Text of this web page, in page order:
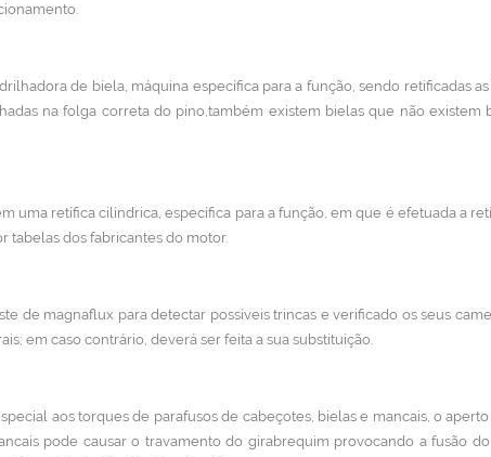
de biela, máquina específica para a função, sendo retificadas
na folga correta do pino,também existem bielas que não
uma retífica cilíndrica, específica para a função, em que é efetuada a
tabelas dos fabricantes do motor.
de magnaflux para detectar possíveis trincas e verificado os seus
em caso contrário, deverá ser feita a sua substituição.
aos torques de parafusos de cabeçotes, bielas e mancais, o
pode causar o travamento do girabrequim provocando a fusão